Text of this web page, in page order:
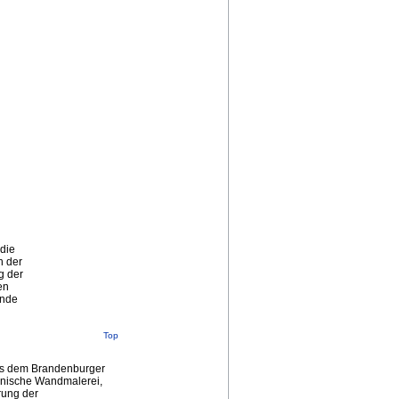
der
der
Top
dem Brandenburger
Wandmalerei,
der